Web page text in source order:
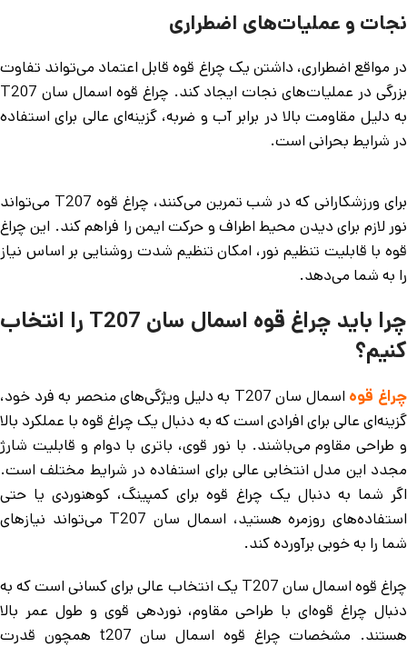
نجات و عملیات‌های اضطراری
در مواقع اضطراری، داشتن یک چراغ قوه قابل اعتماد می‌تواند تفاوت
بزرگی در عملیات‌های نجات ایجاد کند. چراغ قوه اسمال سان T207
به دلیل مقاومت بالا در برابر آب و ضربه، گزینه‌ای عالی برای استفاده
در شرایط بحرانی است.
برای ورزشکارانی که در شب تمرین می‌کنند، چراغ قوه T207 می‌تواند
نور لازم برای دیدن محیط اطراف و حرکت ایمن را فراهم کند. این چراغ
قوه با قابلیت تنظیم نور، امکان تنظیم شدت روشنایی بر اساس نیاز
را به شما می‌دهد.
چرا باید چراغ قوه اسمال سان T207 را انتخاب
کنیم؟
چراغ قوه
اسمال سان T207 به دلیل ویژگی‌های منحصر به فرد خود،
گزینه‌ای عالی برای افرادی است که به دنبال یک چراغ قوه با عملکرد بالا
و طراحی مقاوم می‌باشند. با نور قوی، باتری با دوام و قابلیت شارژ
مجدد این مدل انتخابی عالی برای استفاده در شرایط مختلف است.
اگر شما به دنبال یک چراغ قوه برای کمپینگ، کوهنوردی یا حتی
استفاده‌های روزمره هستید، اسمال سان T207 می‌تواند نیازهای
شما را به خوبی برآورده کند.
چراغ قوه اسمال سان T207 یک انتخاب عالی برای کسانی است که به
دنبال چراغ قوه‌ای با طراحی مقاوم، نوردهی قوی و طول عمر بالا
هستند. مشخصات چراغ قوه اسمال سان t207 همچون قدرت